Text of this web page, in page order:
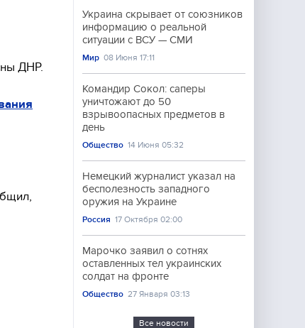
ДНР.
Украина скрывает от союзников
информацию о реальной
ситуации с ВСУ — СМИ
Мир 08 Июня 17:11
Командир Сокол: саперы
уничтожают до 50
взрывоопасных предметов в
день
Общество 14 Июня 05:32
Немецкий журналист указал на
бесполезность западного
оружия на Украине
Россия 17 Октября 02:00
Марочко заявил о сотнях
оставленных тел украинских
солдат на фронте
Общество 27 Января 03:13
Все новости